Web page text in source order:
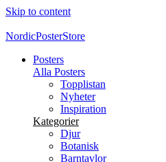
Skip to content
NordicPosterStore
Posters
Alla Posters
Topplistan
Nyheter
Inspiration
Kategorier
Djur
Botanisk
Barntavlor